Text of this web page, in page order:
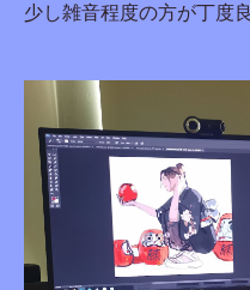
少し雑音程度の方が丁度